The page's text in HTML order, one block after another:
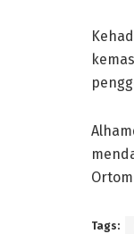
Tags: